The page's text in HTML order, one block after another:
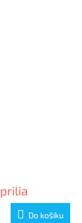
Do košíku